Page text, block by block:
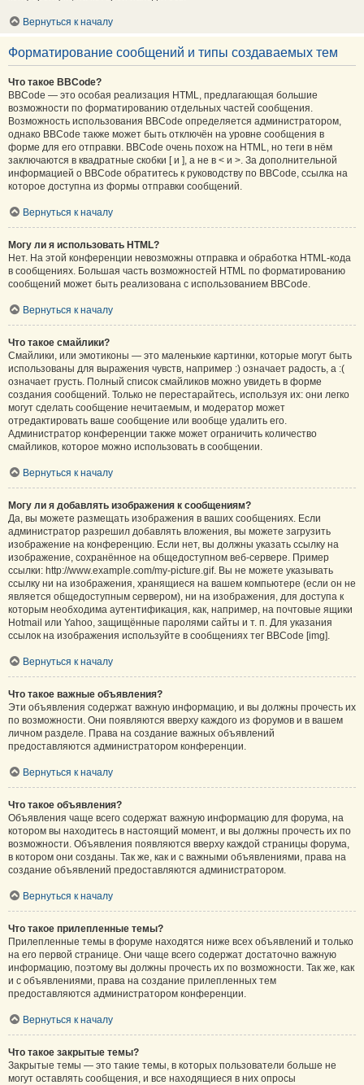
Вернуться к началу
Форматирование сообщений и типы создаваемых тем
Что такое BBCode?
BBCode — это особая реализация HTML, предлагающая большие
возможности по форматированию отдельных частей сообщения.
Возможность использования BBCode определяется администратором,
однако BBCode также может быть отключён на уровне сообщения в
форме для его отправки. BBCode очень похож на HTML, но теги в нём
заключаются в квадратные скобки [ и ], а не в < и >. За дополнительной
информацией о BBCode обратитесь к руководству по BBCode, ссылка на
которое доступна из формы отправки сообщений.
Вернуться к началу
Могу ли я использовать HTML?
Нет. На этой конференции невозможны отправка и обработка HTML-кода
в сообщениях. Большая часть возможностей HTML по форматированию
сообщений может быть реализована с использованием BBCode.
Вернуться к началу
Что такое смайлики?
Смайлики, или эмотиконы — это маленькие картинки, которые могут быть
использованы для выражения чувств, например :) означает радость, а :(
означает грусть. Полный список смайликов можно увидеть в форме
создания сообщений. Только не перестарайтесь, используя их: они легко
могут сделать сообщение нечитаемым, и модератор может
отредактировать ваше сообщение или вообще удалить его.
Администратор конференции также может ограничить количество
смайликов, которое можно использовать в сообщении.
Вернуться к началу
Могу ли я добавлять изображения к сообщениям?
Да, вы можете размещать изображения в ваших сообщениях. Если
администратор разрешил добавлять вложения, вы можете загрузить
изображение на конференцию. Если нет, вы должны указать ссылку на
изображение, сохранённое на общедоступном веб-сервере. Пример
ссылки: http://www.example.com/my-picture.gif. Вы не можете указывать
ссылку ни на изображения, хранящиеся на вашем компьютере (если он не
является общедоступным сервером), ни на изображения, для доступа к
которым необходима аутентификация, как, например, на почтовые ящики
Hotmail или Yahoo, защищённые паролями сайты и т. п. Для указания
ссылок на изображения используйте в сообщениях тег BBCode [img].
Вернуться к началу
Что такое важные объявления?
Эти объявления содержат важную информацию, и вы должны прочесть их
по возможности. Они появляются вверху каждого из форумов и в вашем
личном разделе. Права на создание важных объявлений
предоставляются администратором конференции.
Вернуться к началу
Что такое объявления?
Объявления чаще всего содержат важную информацию для форума, на
котором вы находитесь в настоящий момент, и вы должны прочесть их по
возможности. Объявления появляются вверху каждой страницы форума,
в котором они созданы. Так же, как и с важными объявлениями, права на
создание объявлений предоставляются администратором.
Вернуться к началу
Что такое прилепленные темы?
Прилепленные темы в форуме находятся ниже всех объявлений и только
на его первой странице. Они чаще всего содержат достаточно важную
информацию, поэтому вы должны прочесть их по возможности. Так же, как
и с объявлениями, права на создание прилепленных тем
предоставляются администратором конференции.
Вернуться к началу
Что такое закрытые темы?
Закрытые темы — это такие темы, в которых пользователи больше не
могут оставлять сообщения, и все находящиеся в них опросы